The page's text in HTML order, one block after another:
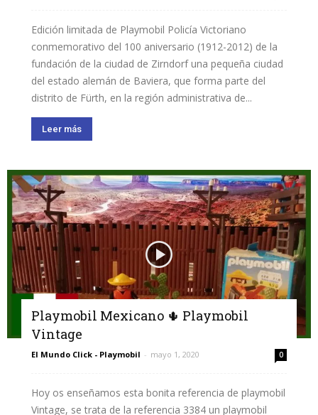
Edición limitada de Playmobil Policía Victoriano
conmemorativo del 100 aniversario (1912-2012) de la
fundación de la ciudad de Zirndorf una pequeña ciudad
del estado alemán de Baviera, que forma parte del
distrito de Fürth, en la región administrativa de...
Leer más
Playmobil Mexicano 🌵 Playmobil
Vintage
El Mundo Click - Playmobil - mayo 1, 2020 0
Hoy os enseñamos esta bonita referencia de playmobil
Vintage, se trata de la referencia 3384 un playmobil